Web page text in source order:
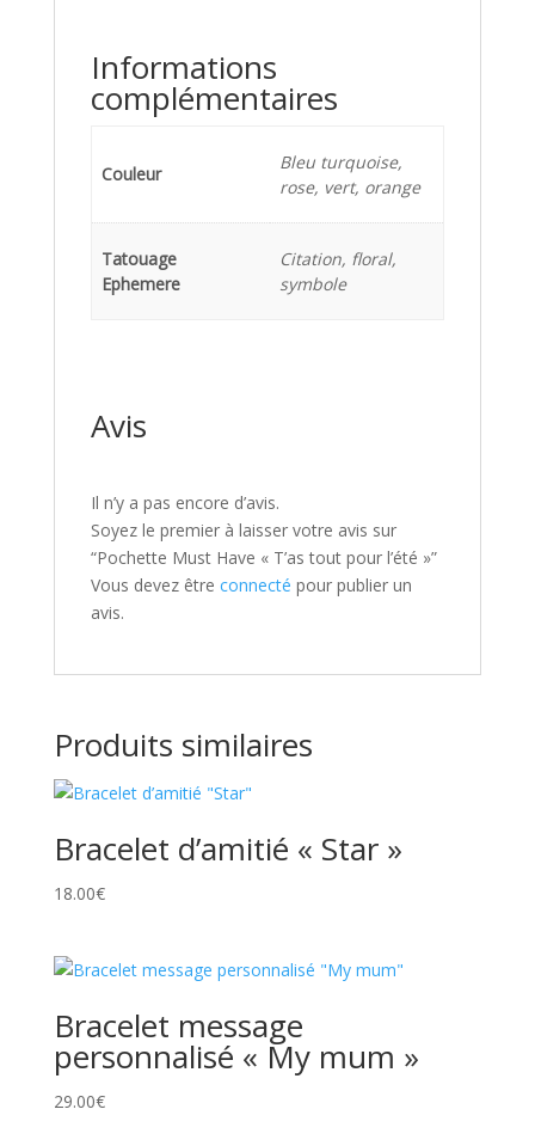
Informations
complémentaires
Couleur
Bleu turquoise,
rose, vert, orange
Tatouage
Ephemere
Citation, floral,
symbole
Avis
Il n’y a pas encore d’avis.
Soyez le premier à laisser votre avis sur
“Pochette Must Have « T’as tout pour l’été »”
Vous devez être connecté pour publier un
avis.
Produits similaires
Bracelet d’amitié « Star »
18.00€
Bracelet message
personnalisé « My mum »
29.00€